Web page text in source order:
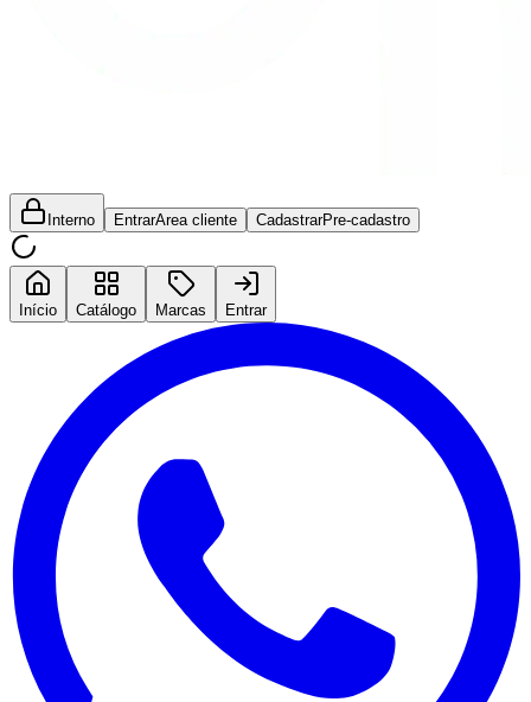
Interno EntrarArea cliente CadastrarPre-cadastro
Início Catálogo Marcas Entrar